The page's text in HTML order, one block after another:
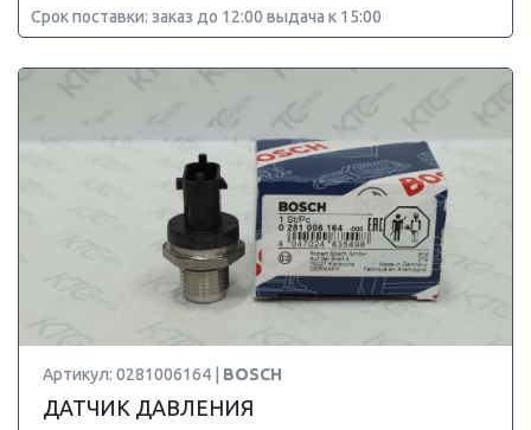
Срок поставки: заказ до 12:00 выдача к 15:00
Артикул: 0281006164 | BOSCH
ДАТЧИК ДАВЛЕНИЯ